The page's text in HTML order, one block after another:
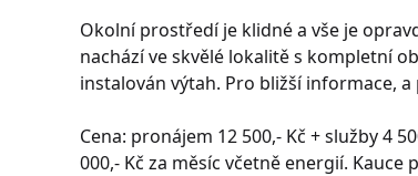
Okolní prostředí je klidné a vše je
nachází ve skvělé lokalitě s kompletní
instalován výtah. Pro bližší informace,
Cena: pronájem 12 500,- Kč + služby 4
000,- Kč za měsíc včetně energií. Kauce